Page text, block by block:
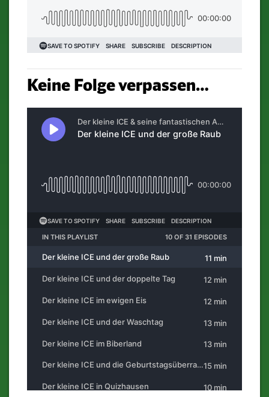
Keine Folge verpassen…